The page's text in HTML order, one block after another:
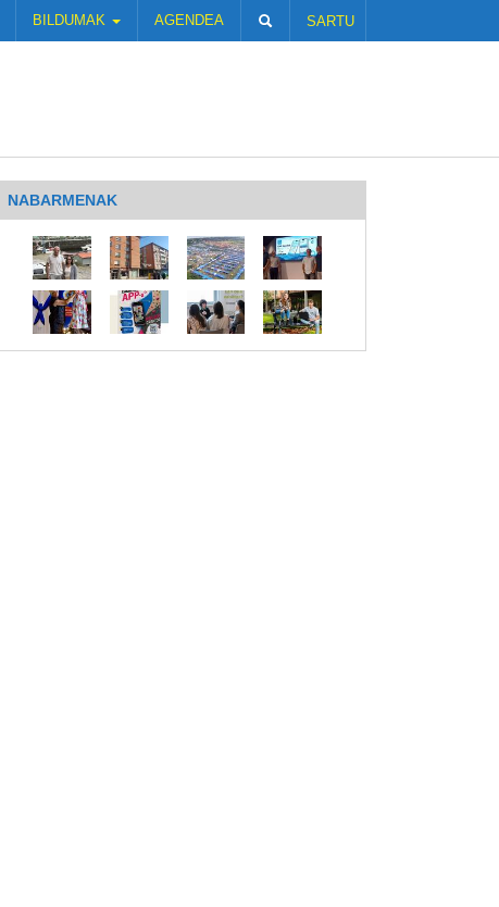
BILDUMAK AGENDEA SARTU
NABARMENAK